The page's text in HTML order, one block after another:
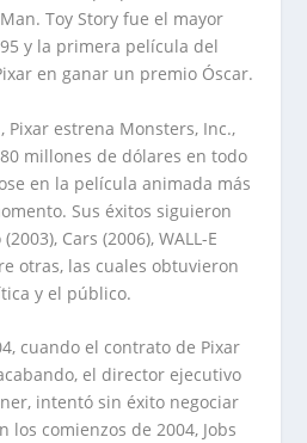
Toy Story fue el mayor
y la primera película del
en ganar un premio Óscar.
Pixar estrena Monsters, Inc.,
millones de dólares en todo
en la película animada más
Sus éxitos siguieron
Cars (2006), WALL-E
otras, las cuales obtuvieron
y el público.
cuando el contrato de Pixar
el director ejecutivo
intentó sin éxito negociar
los comienzos de 2004, Jobs